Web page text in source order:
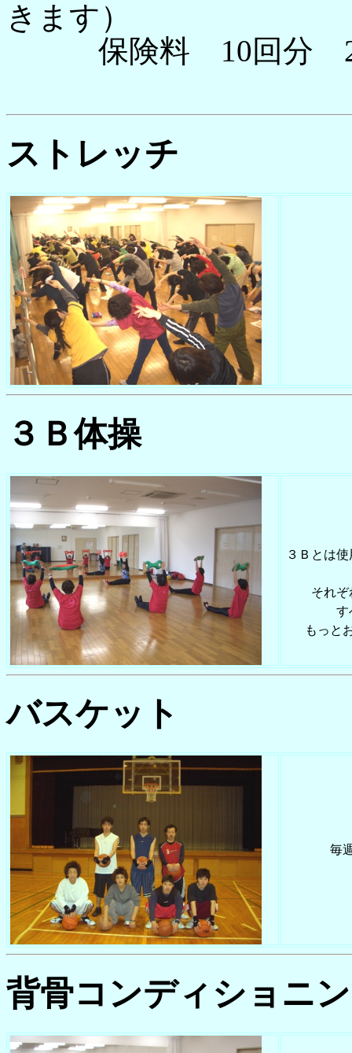
きます）
保険料 10回分
ストレッチ
３Ｂ体操
３Ｂとは
それ
す
もっと
バスケット
毎
背骨コンディショニ